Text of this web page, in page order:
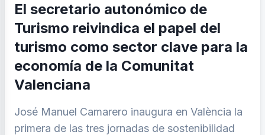
El secretario autonómico de
Turismo reivindica el papel del
turismo como sector clave para la
economía de la Comunitat
Valenciana
José Manuel Camarero inaugura en València la
primera de las tres jornadas de sostenibilidad